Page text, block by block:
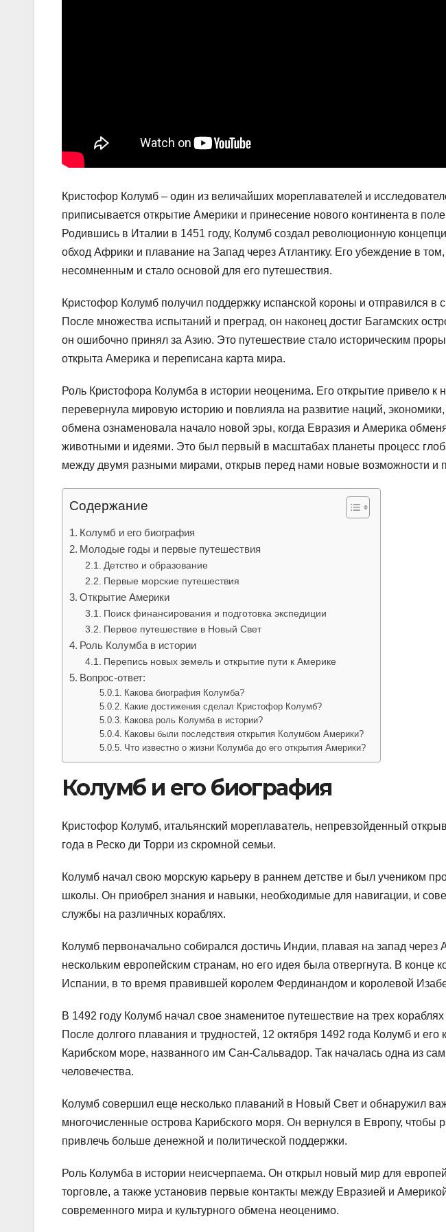
Кристофор Колумб – один из величайших мореплавателей и
приписывается открытие Америки и принесение нового континента в
Родившись в Италии в 1451 году, Колумб создал революционную
обход Африки и плавание на Запад через Атлантику. Его убеждение в
несомненным и стало основой для его путешествия.
Кристофор Колумб получил поддержку испанской короны и отправился в
После множества испытаний и преград, он наконец достиг Багамских
он ошибочно принял за Азию. Это путешествие стало историческим
открыта Америка и переписана карта мира.
Роль Кристофора Колумба в истории неоценима. Его открытие привело к
перевернула мировую историю и повлияла на развитие наций,
обмена ознаменовала начало новой эры, когда Евразия и Америка
животными и идеями. Это был первый в масштабах планеты процесс
между двумя разными мирами, открыв перед нами новые возможности и
Содержание
Колумб и его биография
Молодые годы и первые путешествия
Детство и образование
Первые морские путешествия
Открытие Америки
Поиск финансирования и подготовка экспедиции
Первое путешествие в Новый Свет
Роль Колумба в истории
Перепись новых земель и открытие пути к Америке
Вопрос-ответ:
Какова биография Колумба?
Какие достижения сделал Кристофор Колумб?
Какова роль Колумба в истории?
Каковы были последствия открытия Колумбом Америки?
Что известно о жизни Колумба до его открытия Америки?
Колумб и его биография
Кристофор Колумб, итальянский мореплаватель, непревзойденный
года в Реско ди Торри из скромной семьи.
Колумб начал свою морскую карьеру в раннем детстве и был учеником
школы. Он приобрел знания и навыки, необходимые для навигации, и
службы на различных кораблях.
Колумб первоначально собирался достичь Индии, плавая на запад через
нескольким европейским странам, но его идея была отвергнута. В конце
Испании, в то время правившей королем Фердинандом и королевой
В 1492 году Колумб начал свое знаменитое путешествие на трех
После долгого плавания и трудностей, 12 октября 1492 года Колумб и его
Карибском море, названного им Сан-Сальвадор. Так началась одна из
человечества.
Колумб совершил еще несколько плаваний в Новый Свет и обнаружил
многочисленные острова Карибского моря. Он вернулся в Европу, чтобы
привлечь больше денежной и политической поддержки.
Роль Колумба в истории неисчерпаема. Он открыл новый мир для
торговле, а также установив первые контакты между Евразией и
современного мира и культурного обмена неоценимо.